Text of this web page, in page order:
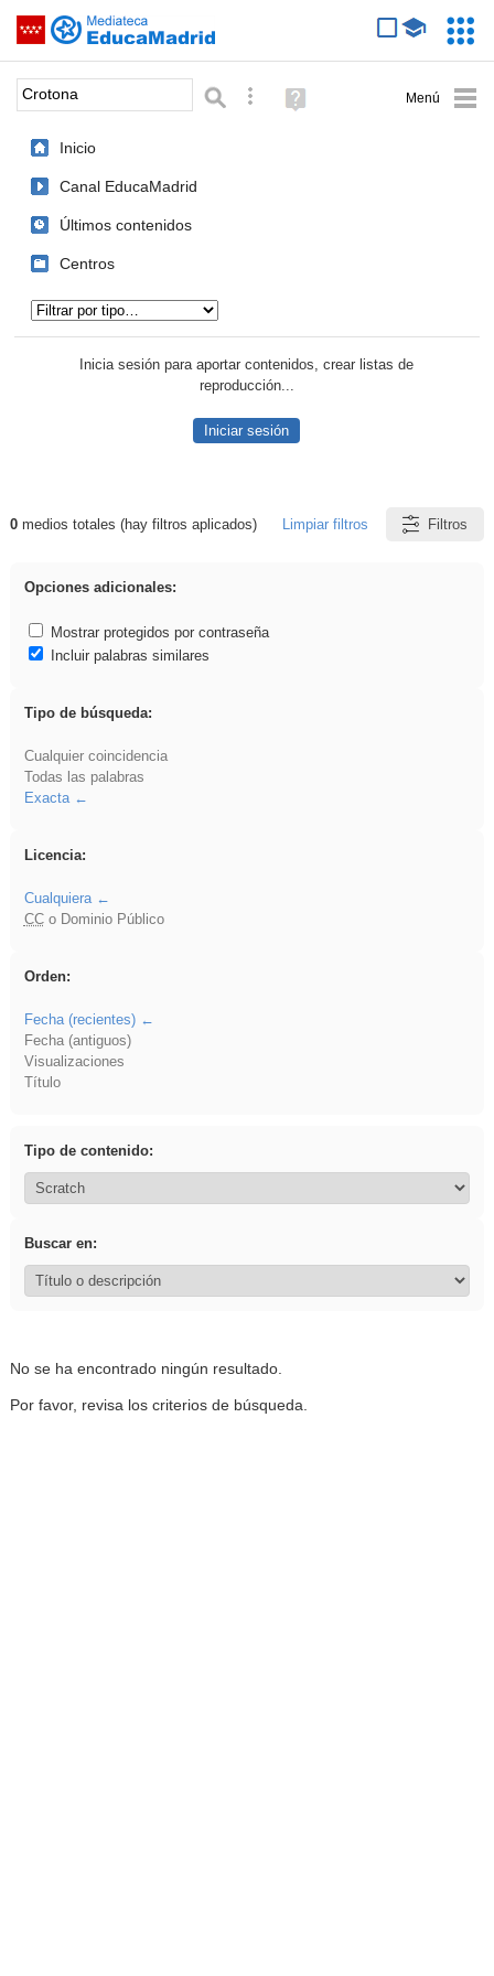
Saltar navegación
Palabra o frase: Búsqueda avanzada
Ayuda
(en
Inicio
Canal EducaMadrid
Últimos contenidos
Centros
Inicia sesión para aportar contenidos, crear listas de
reproducción...
Iniciar sesión
Resultados de: Crotona
0medios totales (hay filtros aplicados) Limpiar filtros Filtros
Opciones adicionales:
Mostrar protegidos por contraseña
Incluir palabras similares
Tipo de búsqueda:
Cualquier coincidencia
Todas las palabras
Exacta
Licencia:
Cualquiera
CCo Dominio Público
Orden:
Fecha (recientes)
Fecha (antiguos)
Visualizaciones
Título
Tipo de contenido:
Buscar en:
No se ha encontrado ningún resultado.
Por favor, revisa los criterios de búsqueda.